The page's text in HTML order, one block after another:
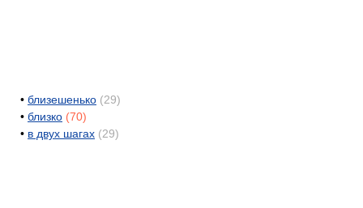
• близешенько (29)
• близко (70)
• в двух шагах (29)